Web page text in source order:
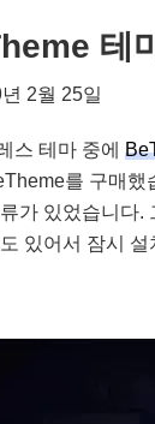
테
2월 25일
스 테마 중에
를 구매했
가 있었습니다.
있어서 잠시